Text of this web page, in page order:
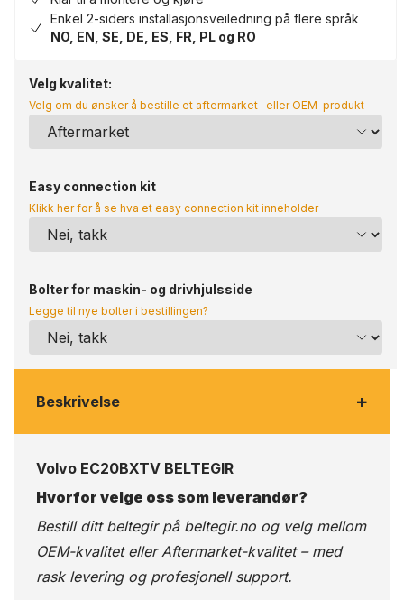
Enkel 2-siders installasjonsveiledning på flere språk
NO, EN, SE, DE, ES, FR, PL og RO
Velg kvalitet:
Velg om du ønsker å bestille et aftermarket- eller OEM-produkt
Easy connection kit
Klikk her for å se hva et easy connection kit inneholder
Bolter for maskin- og drivhjulsside
Legge til nye bolter i bestillingen?
Beskrivelse +
Volvo EC20BXTV BELTEGIR
Hvorfor velge oss som leverandør?
Bestill ditt beltegir på beltegir.no og velg mellom
OEM-kvalitet eller Aftermarket-kvalitet – med
rask levering og profesjonell support.